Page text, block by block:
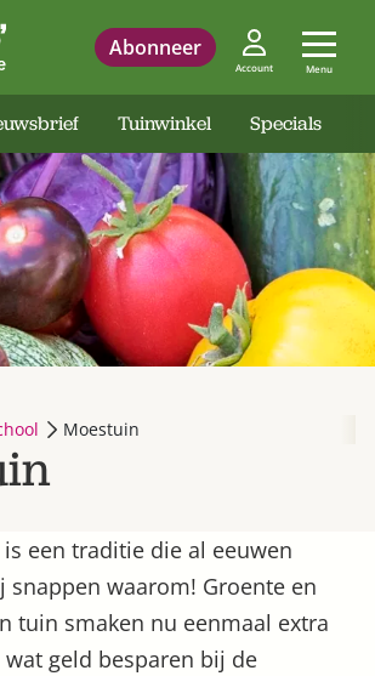
Abonneer
Account Menu
Tuinwinkel Specials
Moestuin
een traditie die al eeuwen
snappen waarom! Groente en
tuin smaken nu eenmaal extra
geld besparen bij de